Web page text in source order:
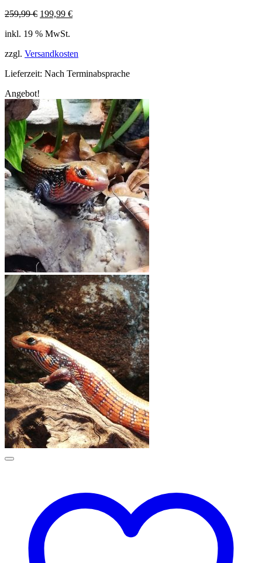
259,99€ Ursprünglicher
war:
199,99 €Aktueller
inkl. 19 % MwSt.
zzgl. Versandkosten
Lieferzeit: Nach Terminabsprache
Angebot!